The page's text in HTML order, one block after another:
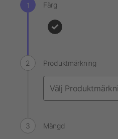
Färg
Produktmärkning
Mängd